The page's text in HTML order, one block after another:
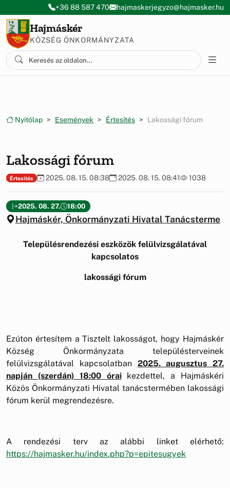
Ugrás a menüre
Ugrás a tartalomra
+36 88 587 470 hajmaskerjegyzo@hajmasker.hu
Hajmáskér
KÖZSÉG ÖNKORMÁNYZATA
Nyitólap Események Értesítés Lakossági fórum
Lakossági fórum
Értesítés 2025. 08. 15. 08:38 2025. 08. 15. 08:41 1038
2025. 08. 27. 18:00
Hajmáskér, Önkormányzati Hivatal Tanácsterme
Településrendezési eszközök felülvizsgálatával
kapcsolatos
lakossági fórum
Ezúton értesítem a Tisztelt lakosságot, hogy Hajmáskér
Község Önkormányzata településterveinek
felülvizsgálatával kapcsolatban 2025. augusztus 27.
napján (szerdán) 18:00 óraikezdettel, a Hajmáskéri
Közös Önkormányzati Hivatal tanácstermében lakossági
fórum kerül megrendezésre.
A rendezési terv az alábbi linket elérhető:
https://hajmasker.hu/index.php?p=epitesugyek